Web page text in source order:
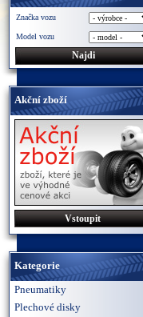
Značka vozu
Model vozu
Akční zboží
Vstoupit
Kategorie
Pneumatiky
Plechové disky